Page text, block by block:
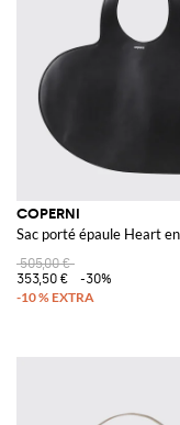
COPERNI
Sac porté épaule Heart
505,00 €
353,50 €
-30%